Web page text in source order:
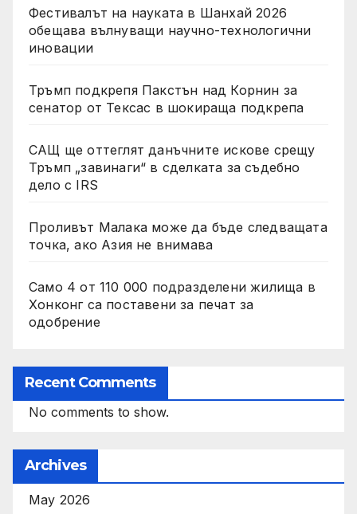
Фестивалът на науката в Шанхай 2026
обещава вълнуващи научно-технологични
иновации
Тръмп подкрепя Пакстън над Корнин за
сенатор от Тексас в шокираща подкрепа
САЩ ще оттеглят данъчните искове срещу
Тръмп „завинаги“ в сделката за съдебно
дело с IRS
Проливът Малака може да бъде следващата
точка, ако Азия не внимава
Само 4 от 110 000 подразделени жилища в
Хонконг са поставени за печат за
одобрение
Recent Comments
No comments to show.
Archives
May 2026